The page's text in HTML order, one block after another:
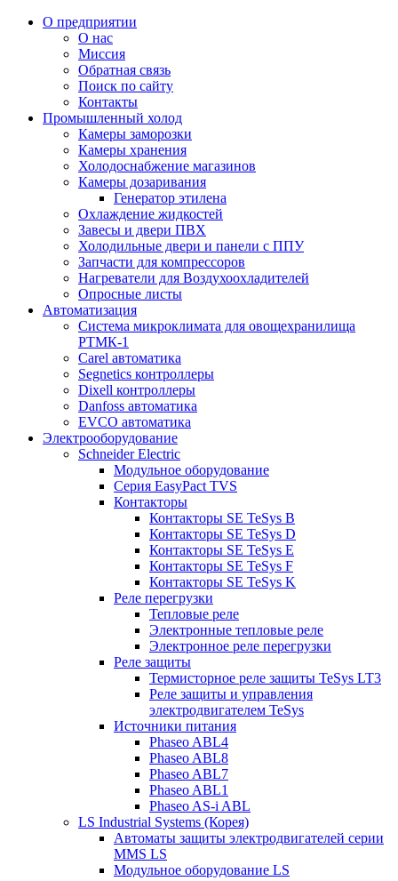
О предприятии
О нас
Миссия
Обратная связь
Поиск по сайту
Контакты
Промышленный холод
Камеры заморозки
Камеры хранения
Холодоснабжение магазинов
Камеры дозаривания
Генератор этилена
Oхлаждениe жидкостей
Завесы и двери ПВХ
Холодильные двери и панели с ППУ
Запчасти для компрессоров
Нагреватели для Воздухоохладителей
Опросные листы
Автоматизация
Система микроклимата для овощехранилища
РТМК-1
Carel автоматика
Segnetics контроллеры
Dixell контроллеры
Danfoss автоматика
EVCO автоматика
Электрооборудование
Schneider Electric
Модульное оборудование
Серия EasyPact TVS
Контакторы
Контакторы SE TeSys B
Контакторы SE TeSys D
Контакторы SE TeSys E
Контакторы SE TeSys F
Контакторы SE TeSys K
Реле перегрузки
Тепловые реле
Электронные тепловые реле
Электронное реле перегрузки
Реле защиты
Термисторное реле защиты TeSys LT3
Реле защиты и управления
электродвигателем TeSys
Источники питания
Phaseo ABL4
Phaseo ABL8
Phaseo ABL7
Phaseo ABL1
Phaseo AS-i ABL
LS Industrial Systems (Корея)
Автоматы защиты электродвигателей серии
MMS LS
Модульное оборудование LS